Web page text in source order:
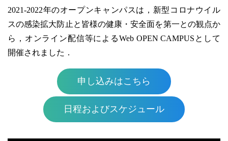
2021-2022年のオープンキャンパスは，新型コロナウイル
スの感染拡大防止と皆様の健康・安全面を第一との観点か
ら，オンライン配信等によるWeb OPEN CAMPUSとして
開催されました．
申し込みはこちら
日程およびスケジュール